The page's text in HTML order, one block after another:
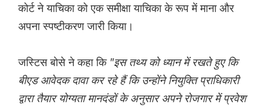
कोर्ट ने याचिका को एक समीक्षा याचिका के रूप में माना और
अपना स्पष्टीकरण जारी किया।
जस्टिस बोसे ने कहा कि "इस तथ्य को ध्यान में रखते हुए कि
बीएड आवेदक दावा कर रहे हैं कि उन्होंने नियुक्ति प्राधिकारी
द्वारा तैयार योग्यता मानदंडों के अनुसार अपने रोजगार में प्रवेश